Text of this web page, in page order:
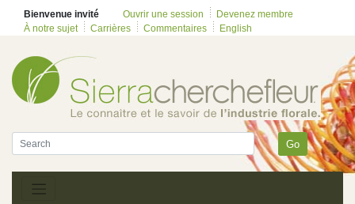
Bienvenue invité Ouvrir une session
Devenez membre
À notre sujet
Carrières Commentaires English
Go